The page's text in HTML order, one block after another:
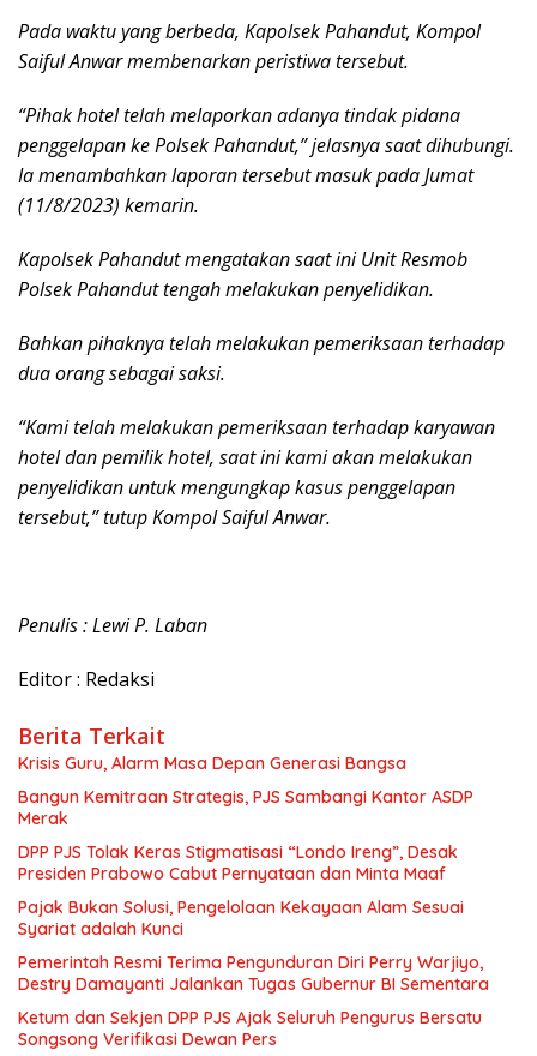
Pada waktu yang berbeda, Kapolsek Pahandut, Kompol
Saiful Anwar membenarkan peristiwa tersebut.
“Pihak hotel telah melaporkan adanya tindak pidana
penggelapan ke Polsek Pahandut,” jelasnya saat dihubungi.
Ia menambahkan laporan tersebut masuk pada Jumat
(11/8/2023) kemarin.
Kapolsek Pahandut mengatakan saat ini Unit Resmob
Polsek Pahandut tengah melakukan penyelidikan.
Bahkan pihaknya telah melakukan pemeriksaan terhadap
dua orang sebagai saksi.
“Kami telah melakukan pemeriksaan terhadap karyawan
hotel dan pemilik hotel, saat ini kami akan melakukan
penyelidikan untuk mengungkap kasus penggelapan
tersebut,” tutup Kompol Saiful Anwar.
Penulis : Lewi P. Laban
Editor : Redaksi
Berita Terkait
Krisis Guru, Alarm Masa Depan Generasi Bangsa
Bangun Kemitraan Strategis, PJS Sambangi Kantor ASDP
Merak
DPP PJS Tolak Keras Stigmatisasi “Londo Ireng”, Desak
Presiden Prabowo Cabut Pernyataan dan Minta Maaf
Pajak Bukan Solusi, Pengelolaan Kekayaan Alam Sesuai
Syariat adalah Kunci
Pemerintah Resmi Terima Pengunduran Diri Perry Warjiyo,
Destry Damayanti Jalankan Tugas Gubernur BI Sementara
Ketum dan Sekjen DPP PJS Ajak Seluruh Pengurus Bersatu
Songsong Verifikasi Dewan Pers